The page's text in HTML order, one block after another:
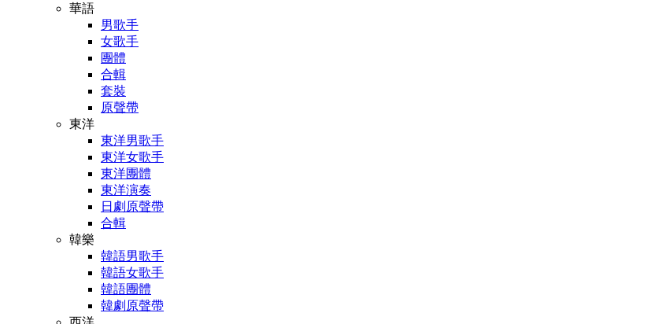
華語
男歌手
女歌手
團體
合輯
套裝
原聲帶
東洋
東洋男歌手
東洋女歌手
東洋團體
東洋演奏
日劇原聲帶
合輯
韓樂
韓語男歌手
韓語女歌手
韓語團體
韓劇原聲帶